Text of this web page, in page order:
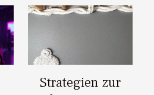
Strategien zur